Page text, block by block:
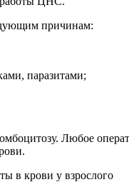
причинам:
паразитами;
Любое
в крови у взрослого